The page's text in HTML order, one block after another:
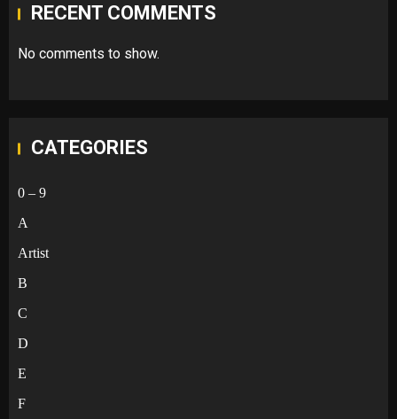
RECENT COMMENTS
No comments to show.
CATEGORIES
0 – 9
A
Artist
B
C
D
E
F